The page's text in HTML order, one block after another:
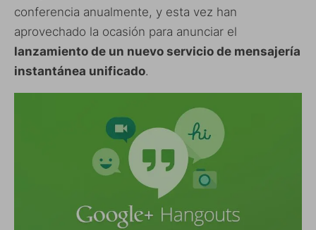
conferencia anualmente, y esta vez han
aprovechado la ocasión para anunciar el
lanzamiento de un nuevo servicio de mensajería
instantánea unificado.